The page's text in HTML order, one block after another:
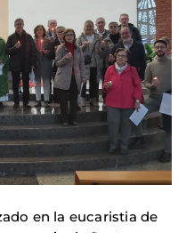
en la eucaristia de